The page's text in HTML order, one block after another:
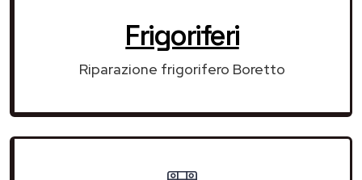
Frigoriferi
Riparazione frigorifero Boretto